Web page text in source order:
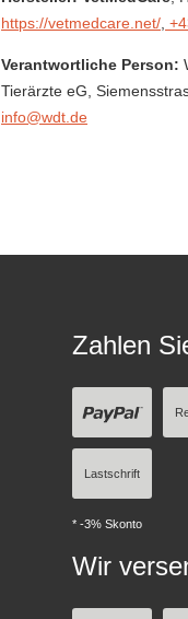
https://vetmedcare.net/
Verantwortliche Person:
Tierärzte eG,
info@wdt.de
Zahlen
Lastschrift
* -3% Skonto
Wir